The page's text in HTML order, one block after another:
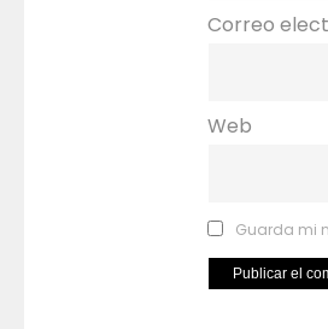
Correo
Web
Guarda mi